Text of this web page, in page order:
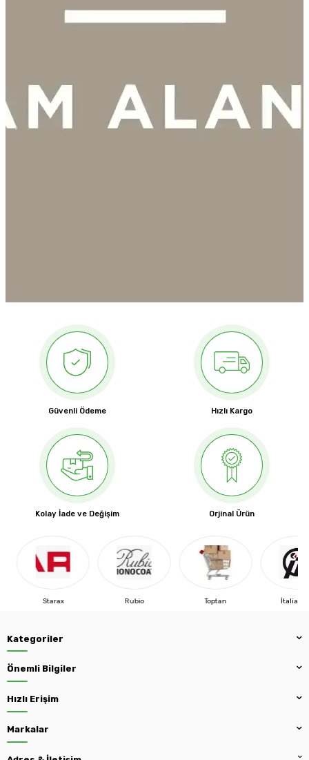
Güvenli Ödeme Hızlı Kargo
Kolay İade ve Değişim Orjinal Ürün
Rubio Toptan İtaliana F. Blanco
Kategoriler
Önemli Bilgiler
Hızlı Erişim
Markalar